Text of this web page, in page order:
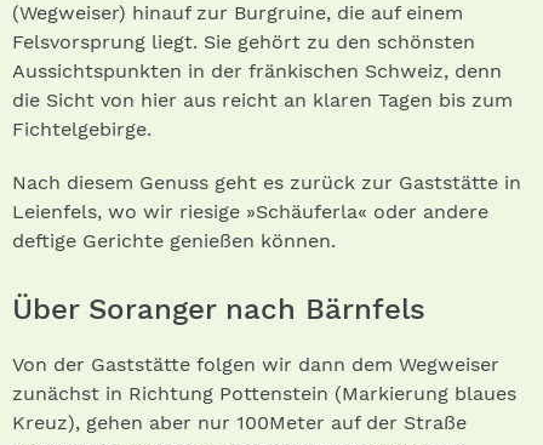
(Wegweiser) hinauf zur Burgruine, die auf einem
Felsvorsprung liegt. Sie gehört zu den schönsten
Aussichtspunkten in der fränkischen Schweiz, denn
die Sicht von hier aus reicht an klaren Tagen bis zum
Fichtelgebirge.
Nach diesem Genuss geht es zurück zur Gaststätte in
Leienfels, wo wir riesige »Schäuferla« oder andere
deftige Gerichte genießen können.
Über Soranger nach Bärnfels
Von der Gaststätte folgen wir dann dem Wegweiser
zunächst in Richtung Pottenstein (Markierung blaues
Kreuz), gehen aber nur 100Meter auf der Straße